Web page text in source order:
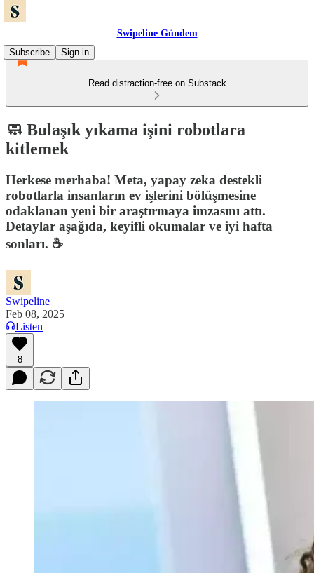
Swipeline Gündem
Subscribe
Sign in
Read distraction-free on Substack
🧼 Bulaşık yıkama işini robotlara
kitlemek
Herkese merhaba! Meta, yapay zeka destekli
robotlarla insanların ev işlerini bölüşmesine
odaklanan yeni bir araştırmaya imzasını attı.
Detaylar aşağıda, keyifli okumalar ve iyi hafta
sonları. ☕️
Swipeline
Feb 08, 2025
Listen
8